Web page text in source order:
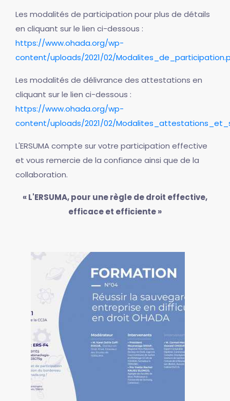
Les modalités de participation pour plus de détails
en cliquant sur le lien ci-dessous :
https://www.ohada.org/wp-
content/uploads/2021/02/
Les modalités de délivrance des attestations en
cliquant sur le lien ci-dessous :
https://www.ohada.org/wp-
content/uploads/2021/02/
L'ERSUMA compte sur votre participation effective
et vous remercie de la confiance ainsi que de la
collaboration.
« L'ERSUMA, pour une règle de droit effective,
efficace et efficiente »